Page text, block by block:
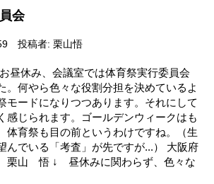
会
投稿者: 栗山悟
昼休み、会議室では体育祭実行委員会
。何やら色々な役割分担を決めているよ
モードになりつつあります。それにして
感じられます。ゴールデンウィークはも
体育祭も目の前というわけですね。（生
んでいる「考査」が先ですが...） 大阪府
山 悟 ↓ 昼休みに関わらず、色々な